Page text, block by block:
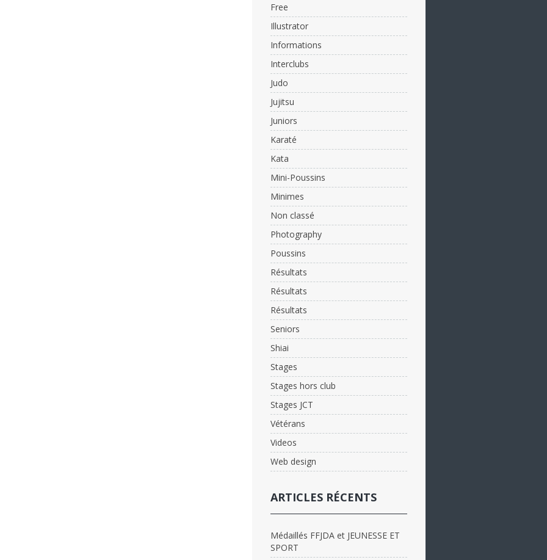
Free
Illustrator
Informations
Interclubs
Judo
Jujitsu
Juniors
Karaté
Kata
Mini-Poussins
Minimes
Non classé
Photography
Poussins
Résultats
Résultats
Résultats
Seniors
Shiai
Stages
Stages hors club
Stages JCT
Vétérans
Videos
Web design
ARTICLES RÉCENTS
Médaillés FFJDA et JEUNESSE ET
SPORT